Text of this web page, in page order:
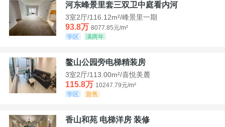
河东峰景里套三双卫中庭看内河
3室2厅/116.12m²/峰景里一期
93.8万 8077.85元/m²
学区
满两年
鳌山公园旁电梯精装房
3室2厅/113.00m²/喜悦美麓
115.8万 10247.79元/m²
学区
急售
香山和苑 电梯洋房 装修